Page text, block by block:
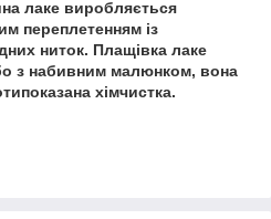
лаке виробляється
переплетенням із
ниток. Плащівка лаке
з набивним малюнком, вона
хімчистка.